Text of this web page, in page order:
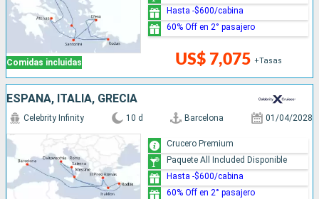
Comidas incluidas US$ 7,075 +Tasas
Hasta -$600/cabina
60% Off en 2° pasajero
ESPAÑA, ITALIA, GRECIA
Celebrity Infinity 10 d Barcelona 01/04/2028
Crucero Premium
Paquete All Included Disponible
Hasta -$600/cabina
60% Off en 2° pasajero